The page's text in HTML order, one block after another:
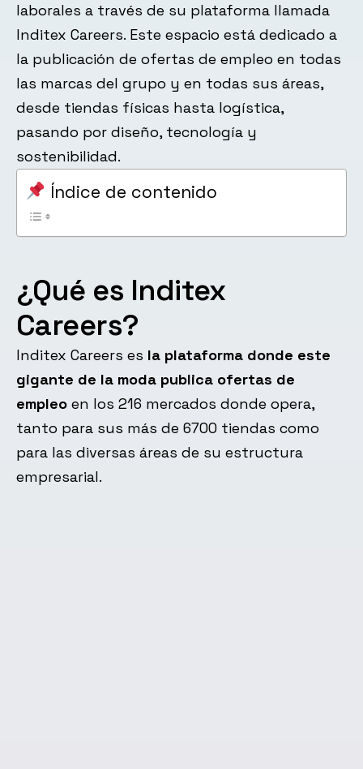
laborales a través de su plataforma llamada
Inditex Careers. Este espacio está dedicado a
la publicación de ofertas de empleo en todas
las marcas del grupo y en todas sus áreas,
desde tiendas físicas hasta logística,
pasando por diseño, tecnología y
sostenibilidad.
Índice de contenido
¿Qué es Inditex
Careers?
Inditex Careers es la plataforma donde este
gigante de la moda publica ofertas de
empleo en los 216 mercados donde opera,
tanto para sus más de 6700 tiendas como
para las diversas áreas de su estructura
empresarial.